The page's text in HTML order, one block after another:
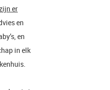
er
en
en
in elk